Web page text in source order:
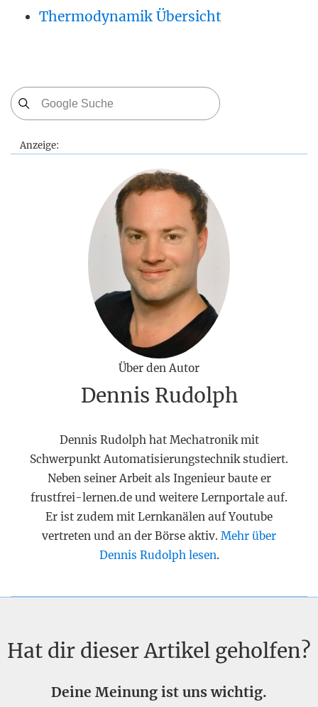
Thermodynamik Übersicht
Anzeige:
Über den Autor
Dennis Rudolph
Dennis Rudolph hat Mechatronik mit
Schwerpunkt Automatisierungstechnik studiert.
Neben seiner Arbeit als Ingenieur baute er
frustfrei-lernen.de und weitere Lernportale auf.
Er ist zudem mit Lernkanälen auf Youtube
vertreten und an der Börse aktiv. Mehr über
Dennis Rudolph lesen.
Hat dir dieser Artikel geholfen?
Deine Meinung ist uns wichtig.